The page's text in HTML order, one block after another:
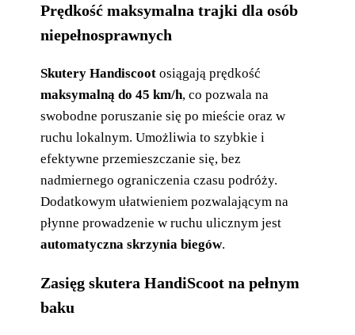
Prędkość maksymalna trajki dla osób
niepełnosprawnych
Skutery Handiscoot osiągają prędkość
maksymalną do 45 km/h, co pozwala na
swobodne poruszanie się po mieście oraz w
ruchu lokalnym. Umożliwia to szybkie i
efektywne przemieszczanie się, bez
nadmiernego ograniczenia czasu podróży.
Dodatkowym ułatwieniem pozwalającym na
płynne prowadzenie w ruchu ulicznym jest
automatyczna skrzynia biegów.
Zasięg skutera HandiScoot na pełnym
baku